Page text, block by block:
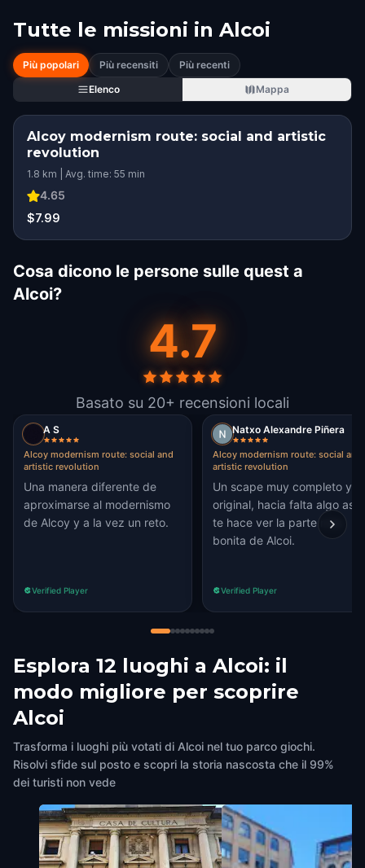
Tutte le missioni in Alcoi
Più popolari Più recensiti
Più recenti
Elenco
Mappa
Alcoy modernism route: social and artistic
revolution
1.8 km | Avg. time: 55 min
4.65
$7.99
Cosa dicono le persone sulle quest a
Alcoi?
4.7
Basato su 20+ recensioni locali
A S
Alcoy modernism route: social and
artistic revolution
Una manera diferente de
aproximarse al modernismo
de Alcoy y a la vez un reto.
Verified Player
Natxo Alexandre Piñera
Alcoy modernism route: social and
artistic revolution
Un scape muy completo y
original, hacia falta algo así,
te hace ver la parte más
bonita de Alcoi.
Verified Player
Esplora 12 luoghi a Alcoi: il
modo migliore per scoprire
Alcoi
Trasforma i luoghi più votati di Alcoi nel tuo parco giochi.
Risolvi sfide sul posto e scopri la storia nascosta che il 99%
dei turisti non vede